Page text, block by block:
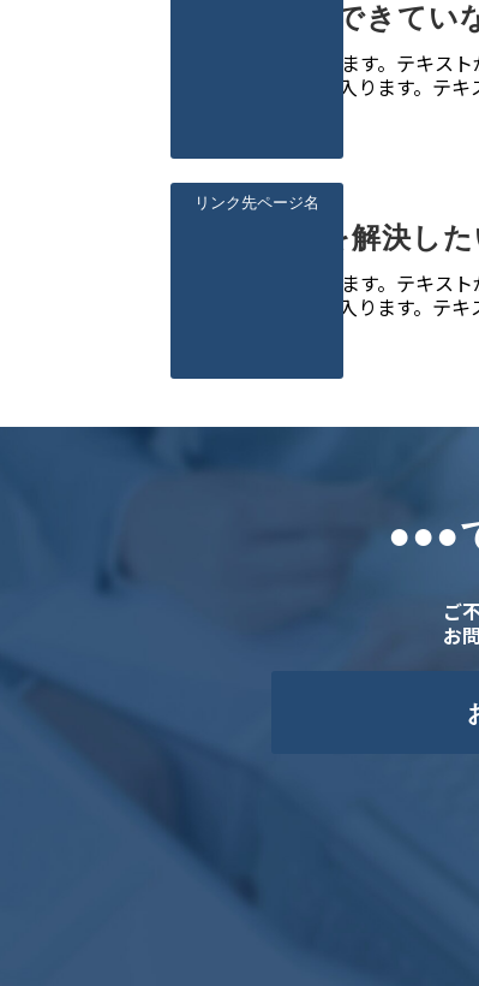
〇〇ができてい
テキストが入ります。テキス
す。テキストが入ります。テ
〇〇を解決し
テキストが入ります。テキス
す。テキストが入ります。テ
リンク先ページ名
●●●
ご
お